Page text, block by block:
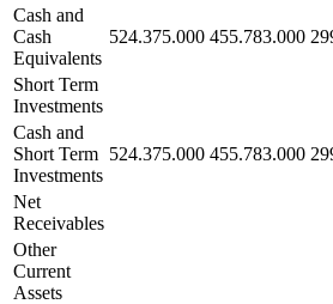
Cash and
Cash
Equivalents
524.375.000 455.783.000
Short Term
Investments
Cash and
Short Term
Investments
524.375.000 455.783.000
Net
Receivables
Other
Current
Assets